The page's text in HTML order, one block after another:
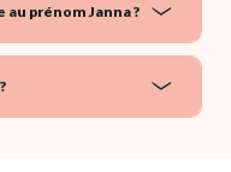
prénom Janna ?